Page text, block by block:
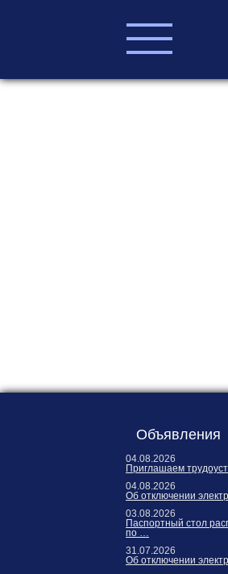
Онлайн-обращения
Россия, Ленинградская
Объявления
04.08.2026
Приглашаем
04.08.2026
Об отключении
03.08.2026
Паспортный стол
по …
31.07.2026
Об отключении